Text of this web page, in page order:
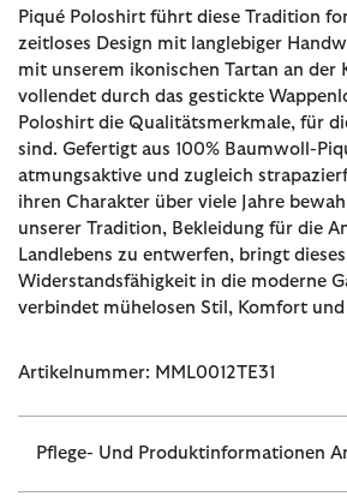
Piqué Poloshirt führt diese Tradition
zeitloses Design mit langlebiger
mit unserem ikonischen Tartan an der
vollendet durch das gestickte
Poloshirt die Qualitätsmerkmale, für
sind. Gefertigt aus 100% Baumwoll-
atmungsaktive und zugleich
ihren Charakter über viele Jahre
unserer Tradition, Bekleidung für die
Landlebens zu entwerfen, bringt
Widerstandsfähigkeit in die moderne
verbindet mühelosen Stil, Komfort
Artikelnummer: MML0012TE31
Pflege- Und Produktinformationen